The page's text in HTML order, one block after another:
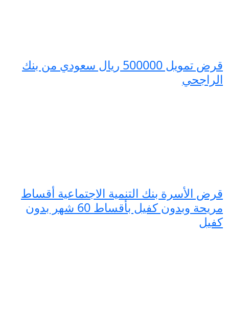
قرض تمويل 500000 ريال سعودي من بنك
الراجحي
قرض الأسرة بنك التنمية الاجتماعية أقساط
مريحة وبدون كفيل بأقساط 60 شهر بدون
كفيل